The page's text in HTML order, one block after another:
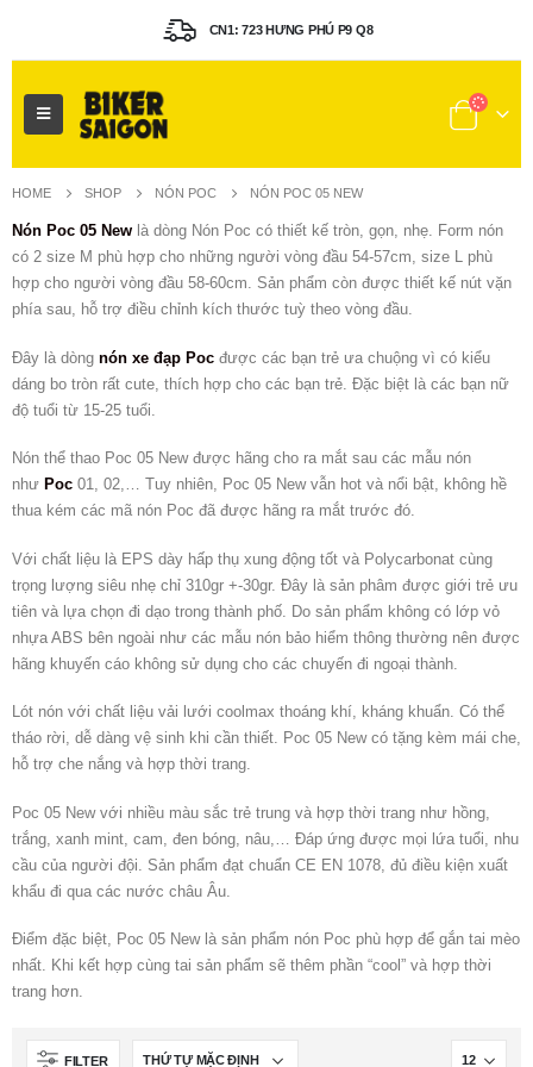
CN1: 723 HƯNG PHÚ P9 Q8
HOME SHOP NÓN POC NÓN POC 05 NEW
Nón Poc 05 New là dòng Nón Poc có thiết kế tròn, gọn, nhẹ. Form nón
có 2 size M phù hợp cho những người vòng đầu 54-57cm, size L phù
hợp cho người vòng đầu 58-60cm. Sản phẩm còn được thiết kế nút vặn
phía sau, hỗ trợ điều chỉnh kích thước tuỳ theo vòng đầu.
Đây là dòng nón xe đạp Poc được các bạn trẻ ưa chuộng vì có kiểu
dáng bo tròn rất cute, thích hợp cho các bạn trẻ. Đặc biệt là các bạn nữ
độ tuổi từ 15-25 tuổi.
Nón thể thao Poc 05 New được hãng cho ra mắt sau các mẫu nón
như Poc 01, 02,… Tuy nhiên, Poc 05 New vẫn hot và nổi bật, không hề
thua kém các mã nón Poc đã được hãng ra mắt trước đó.
Với chất liệu là EPS dày hấp thụ xung động tốt và Polycarbonat cùng
trọng lượng siêu nhẹ chỉ 310gr +-30gr. Đây là sản phâm được giới trẻ ưu
tiên và lựa chọn đi dạo trong thành phố. Do sản phẩm không có lớp vỏ
nhựa ABS bên ngoài như các mẫu nón bảo hiểm thông thường nên được
hãng khuyến cáo không sử dụng cho các chuyến đi ngoại thành.
Lót nón với chất liệu vải lưới coolmax thoáng khí, kháng khuẩn. Có thể
tháo rời, dễ dàng vệ sinh khi cần thiết. Poc 05 New có tặng kèm mái che,
hỗ trợ che nắng và hợp thời trang.
Poc 05 New với nhiều màu sắc trẻ trung và hợp thời trang như hồng,
trắng, xanh mint, cam, đen bóng, nâu,… Đáp ứng được mọi lứa tuổi, nhu
cầu của người đội. Sản phẩm đạt chuẩn CE EN 1078, đủ điều kiện xuất
khẩu đi qua các nước châu Âu.
Điểm đặc biệt, Poc 05 New là sản phẩm nón Poc phù hợp để gắn tai mèo
nhất. Khi kết hợp cùng tai sản phẩm sẽ thêm phần “cool” và hợp thời
trang hơn.
FILTER